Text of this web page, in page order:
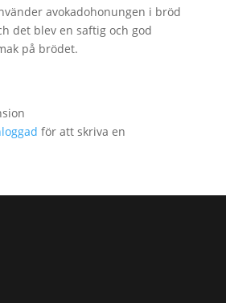
avokadohonungen i bröd
det blev en saftig och god
på brödet.
för att skriva en